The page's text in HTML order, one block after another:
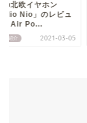
ム紹介
の北欧イヤホン
Nio」のレビュ
｜Air Po...
2021-03-05